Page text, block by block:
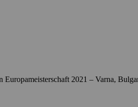
Europameisterschaft 2021 – Varna,